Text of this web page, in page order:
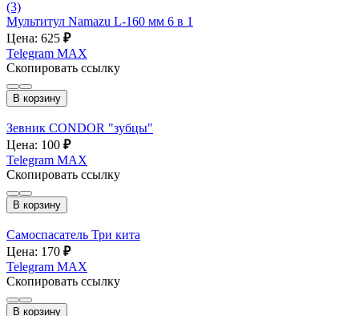
(3)
Мультитул Namazu L-160 мм 6 в 1
Цена: 625 ₽
Telegram MAX
Скопировать ссылку
В корзину
Зевник CONDOR "зубцы"
Цена: 100 ₽
Telegram MAX
Скопировать ссылку
В корзину
Самоспасатель Три кита
Цена: 170 ₽
Telegram MAX
Скопировать ссылку
В корзину